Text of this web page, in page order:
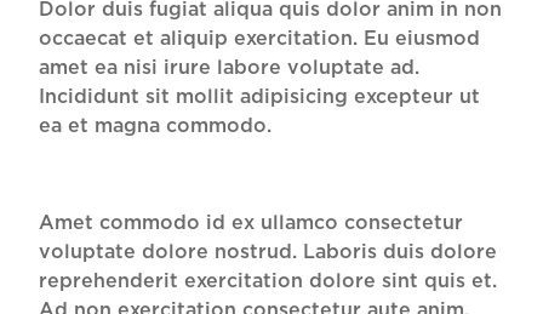
Dolor duis fugiat aliqua quis dolor anim in non
occaecat et aliquip exercitation. Eu eiusmod
amet ea nisi irure labore voluptate ad.
Incididunt sit mollit adipisicing excepteur ut
ea et magna commodo.
Amet commodo id ex ullamco consectetur
voluptate dolore nostrud. Laboris duis dolore
reprehenderit exercitation dolore sint quis et.
Ad non exercitation consectetur aute anim.